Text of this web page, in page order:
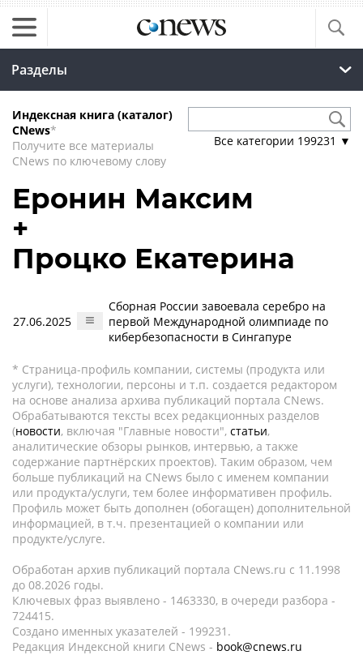
Разделы
Индексная книга (каталог)
CNews*
Получите все материалы
CNews по ключевому слову
Все категории 199231 ▼
Еронин Максим
+
Процко Екатерина
27.06.2025
Сборная России завоевала серебро на
первой Международной олимпиаде по
кибербезопасности в Сингапуре
* Страница-профиль компании, системы (продукта или
услуги), технологии, персоны и т.п. создается редактором
на основе анализа архива публикаций портала CNews.
Обрабатываются тексты всех редакционных разделов
(новости, включая "Главные новости", статьи,
аналитические обзоры рынков, интервью, а также
содержание партнёрских проектов). Таким образом, чем
больше публикаций на CNews было с именем компании
или продукта/услуги, тем более информативен профиль.
Профиль может быть дополнен (обогащен) дополнительной
информацией, в т.ч. презентацией о компании или
продукте/услуге.
Обработан архив публикаций портала CNews.ru c 11.1998
до 08.2026 годы.
Ключевых фраз выявлено - 1463330, в очереди разбора -
724415.
Создано именных указателей - 199231.
Редакция Индексной книги CNews - book@cnews.ru